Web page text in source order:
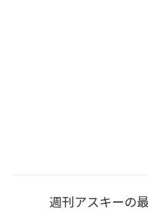
週刊アスキーの